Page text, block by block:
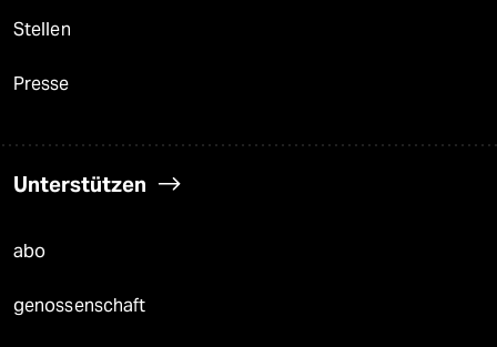
Stellen
Presse
Unterstützen
abo
genossenschaft